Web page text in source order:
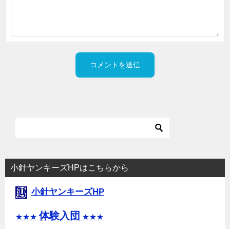
小針ヤンキーズHPはこちらから
小針ヤンキーズHP
★★★ 体験入団 ★★★